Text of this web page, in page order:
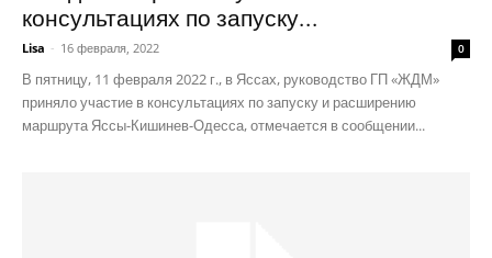
консультациях по запуску...
Lisa - 16 февраля, 2022 0
В пятницу, 11 февраля 2022 г., в Яссах, руководство ГП «ЖДМ»
приняло участие в консультациях по запуску и расширению
маршрута Яссы-Кишинев-Одесса, отмечается в сообщении...